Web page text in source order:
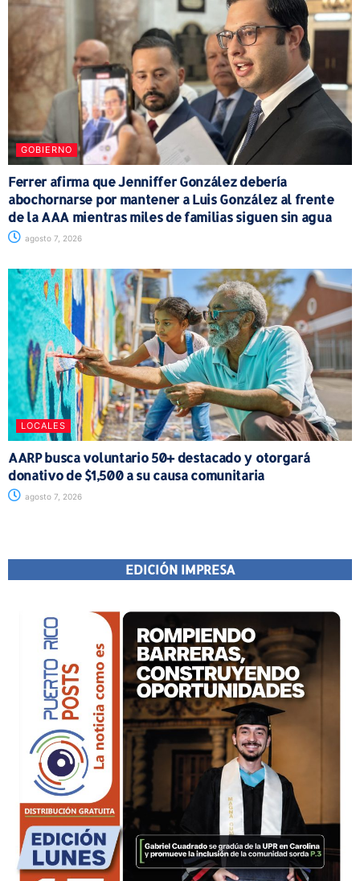
GOBIERNO
Ferrer afirma que Jenniffer González debería
abochornarse por mantener a Luis González al frente
de la AAA mientras miles de familias siguen sin agua
agosto 7, 2026
LOCALES
AARP busca voluntario 50+ destacado y otorgará
donativo de $1,500 a su causa comunitaria
agosto 7, 2026
EDICIÓN IMPRESA